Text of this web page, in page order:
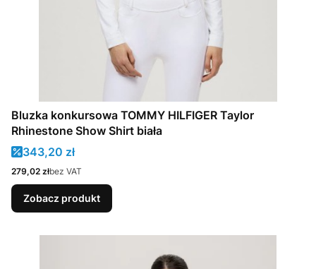
Bluzka konkursowa TOMMY HILFIGER Taylor
Rhinestone Show Shirt biała
Cena promocyjna
343,20 zł
Cena
279,02 złbez VAT
Zobacz produkt